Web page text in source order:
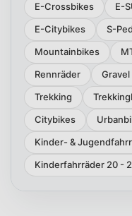
E-Crossbikes
E-
E-Citybikes
S-
Mountainbikes
Rennräder
Trekking
Citybikes
Kinder- &
Kinderfahrräder 20 -